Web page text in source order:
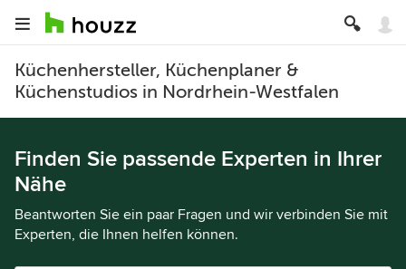
Küchenhersteller, Küchenplaner &
Küchenstudios in Nordrhein-Westfalen
Finden Sie passende Experten in Ihrer
Nähe
Beantworten Sie ein paar Fragen und wir verbinden Sie mit
Experten, die Ihnen helfen können.